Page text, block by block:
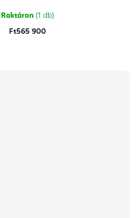
Raktáron (1 db)
Ft565 900